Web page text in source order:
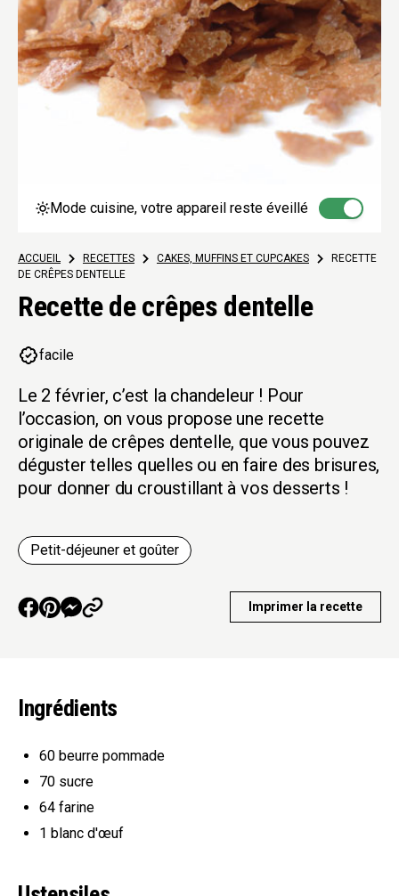
Mode cuisine, votre appareil reste éveillé
ACCUEIL > RECETTES > CAKES, MUFFINS ET CUPCAKES >
RECETTE
DE CRÊPES DENTELLE
Recette de crêpes dentelle
facile
Le 2 février, c’est la chandeleur ! Pour
l’occasion, on vous propose une recette
originale de crêpes dentelle, que vous pouvez
déguster telles quelles ou en faire des brisures,
pour donner du croustillant à vos desserts !
Petit-déjeuner et goûter
Imprimer la recette
Ingrédients
60 beurre pommade
70 sucre
64 farine
1 blanc d'œuf